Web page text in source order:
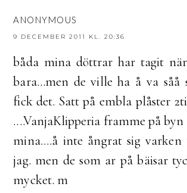
ANONYMOUS
9 DECEMBER 2011 KL. 20:36
båda mina döttrar har tagit
bara...men de ville ha å va såå
fick det. Satt på embla plåster
....VanjaKlipperia framme på byn
mina....å inte ångrat sig varken
jag. men de som ar på bäisar
mycket. m